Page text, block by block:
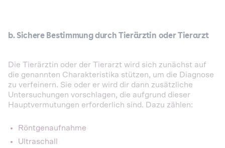
b. Sichere Bestimmung durch Tierärztin oder Tierarzt
Die Tierärztin oder der Tierarzt wird sich zunächst auf
die genannten Charakteristika stützen, um die Diagnose
zu verfeinern. Sie oder er wird dir dann zusätzliche
Untersuchungen vorschlagen, die aufgrund dieser
Hauptvermutungen erforderlich sind. Dazu zählen:
Röntgenaufnahme
Ultraschall